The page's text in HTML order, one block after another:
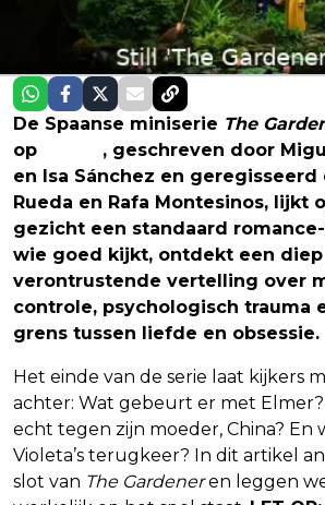
De Spaanse miniserie The
op
, geschreven door
en Isa Sánchez en geregisseerd
Rueda en Rafa Montesinos, lijkt
gezicht een standaard
wie goed kijkt, ontdekt een diep
verontrustende vertelling over
controle, psychologisch trauma
grens tussen liefde en obsessie.
Het einde van de serie laat kijkers
achter: Wat gebeurt er met
echt tegen zijn moeder, China? En
Violeta’s terugkeer? In dit artikel
slot van The Gardeneren leggen